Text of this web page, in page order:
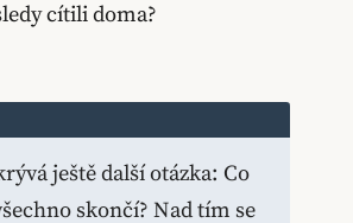
cítili doma?
ještě další otázka: Co
skončí? Nad tím se